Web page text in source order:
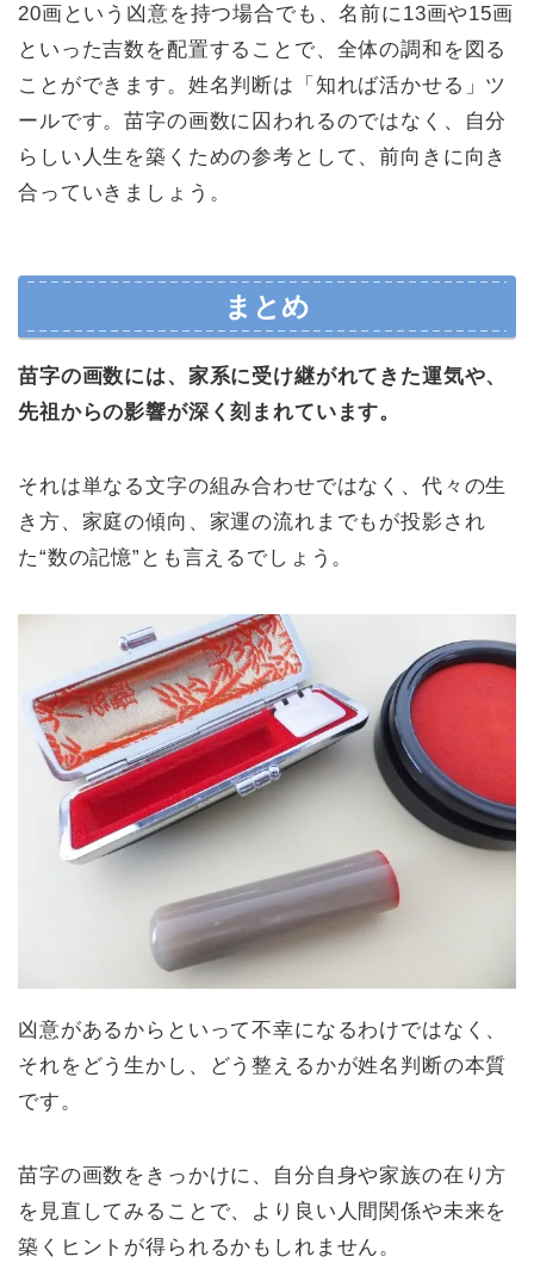
20画という凶意を持つ場合でも、名前に13画や15画
といった吉数を配置することで、全体の調和を図る
ことができます。姓名判断は「知れば活かせる」ツ
ールです。苗字の画数に囚われるのではなく、自分
らしい人生を築くための参考として、前向きに向き
合っていきましょう。
まとめ
苗字の画数には、家系に受け継がれてきた運気や、
先祖からの影響が深く刻まれています。
それは単なる文字の組み合わせではなく、代々の生
き方、家庭の傾向、家運の流れまでもが投影され
た“数の記憶”とも言えるでしょう。
凶意があるからといって不幸になるわけではなく、
それをどう生かし、どう整えるかが姓名判断の本質
です。
苗字の画数をきっかけに、自分自身や家族の在り方
を見直してみることで、より良い人間関係や未来を
築くヒントが得られるかもしれません。